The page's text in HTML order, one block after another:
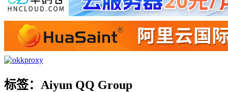
标签：Aiyun QQ Group